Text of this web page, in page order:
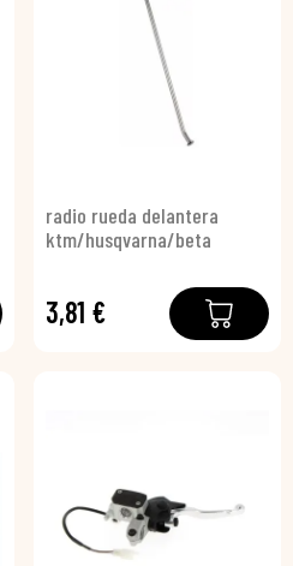
radio rueda delantera
ktm/husqvarna/beta
3,81 €